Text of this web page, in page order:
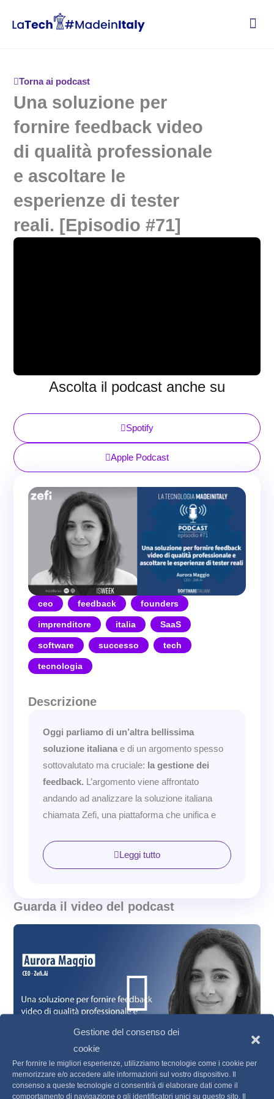
Gestione del consenso dei
cookie
Per fornire le migliori esperienze, utilizziamo tecnologie come i cookie per
memorizzare e/o accedere alle informazioni sul vostro dispositivo. Il
consenso a queste tecnologie ci consentirà di elaborare dati come il
comportamento di navigazione o gli identificatori unici su questo sito. Il
Una soluzione per
fornire feedback video
di qualità professionale
e ascoltare le
esperienze di tester
reali. [Episodio #71]
Ascolta il podcast anche su
Spotify
Apple Podcast
Torna ai podcast
ceo feedback founders
imprenditore italia SaaS
software successo tech
tecnologia
Descrizione
Oggi parliamo di un’altra bellissima
soluzione italianae di un argomento spesso
sottovalutato ma cruciale: la gestione dei
feedback. L’argomento viene affrontato
andando ad analizzare la soluzione italiana
chiamata Zefi, una piattaforma che unifica e
ricevuti da varie fonti. Questo aiuta le aziende a
definire meglio le priorità, prendere decisioni più
condivide la sua esperienza e discute
l’importanza di questa piattaforma Aurora
il nome “Zefi” deriva da “Zephyro,”
secondo i greci era la personificazione del
vento,un riferimento simbolico all’inizio
il nome,che è stato poi abbreviato in “Zefi”
per renderlo più pratico e internazionale.
Leggi tutto
Guarda il video del podcast
Play
Aurora Maggio | CEO – Zefi.Ai